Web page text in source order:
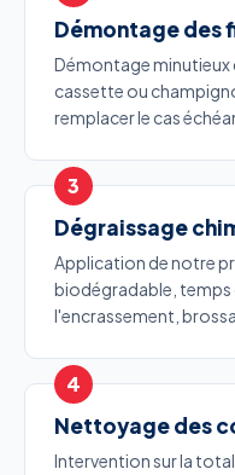
Démontage des
Démontage minutieux
cassette ou
remplacer le cas
Dégraissage
Application de notre
biodégradable, temps
l'encrassement,
Nettoyage des
Intervention sur la